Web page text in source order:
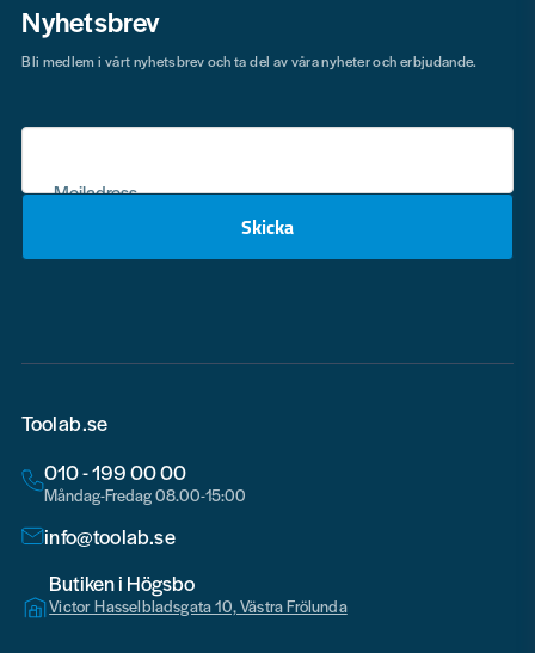
Nyhetsbrev
Mejladress
Skicka
Bli medlem i vårt nyhetsbrev och ta del av våra nyheter och erbjudande.
Toolab.se
010 - 199 00 00
Måndag-Fredag 08.00-15:00
info@toolab.se
Butiken i Högsbo
Victor Hasselbladsgata 10, Västra Frölunda